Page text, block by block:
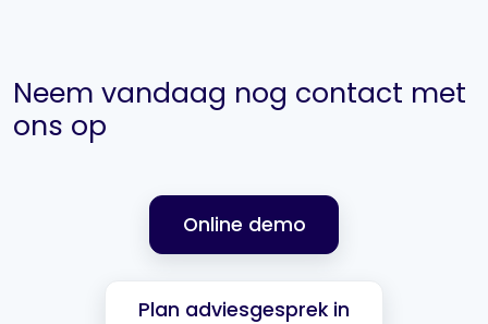
Neem vandaag nog contact met
ons op
Online demo
Plan adviesgesprek in